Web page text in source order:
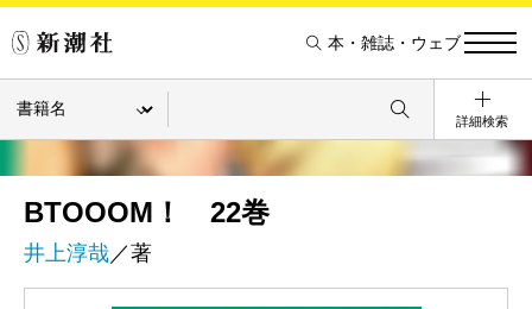
本・雑誌・ウェブ
詳細検索
BTOOOM！ 22巻
井上淳哉／著